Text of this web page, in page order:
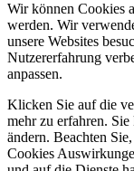
Wir können Cookies
werden. Wir
unsere Websites
Nutzererfahrung
anpassen.
Klicken Sie auf die
mehr zu erfahren.
ändern. Beachten
Cookies